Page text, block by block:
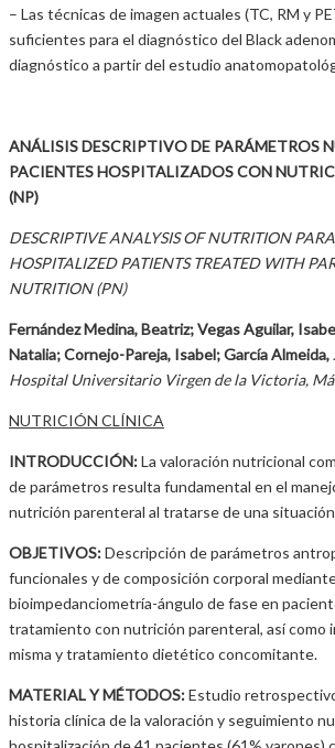
– Las técnicas de imagen actuales (TC, RM y
suficientes para el diagnóstico del Black
diagnóstico a partir del estudio
ANÁLISIS DESCRIPTIVO DE PARÁMETROS
PACIENTES HOSPITALIZADOS CON
(NP)
DESCRIPTIVE ANALYSIS OF NUTRITION
HOSPITALIZED PATIENTS TREATED WITH
NUTRITION (PN)
Fernández Medina, Beatriz; Vegas Aguilar,
Natalia; Cornejo-Pareja, Isabel; García Almeida,
Hospital Universitario Virgen de la Victoria,
NUTRICIÓN CLÍNICA
INTRODUCCIÓN:La valoración nutricional
de parámetros resulta fundamental en el
nutrición parenteral al tratarse de una
OBJETIVOS:Descripción de parámetros
funcionales y de composición corporal
bioimpedanciometría-ángulo de fase en
tratamiento con nutrición parenteral, así como
misma y tratamiento dietético concomitante.
MATERIAL Y MÉTODOS:Estudio
historia clínica de la valoración y seguimiento